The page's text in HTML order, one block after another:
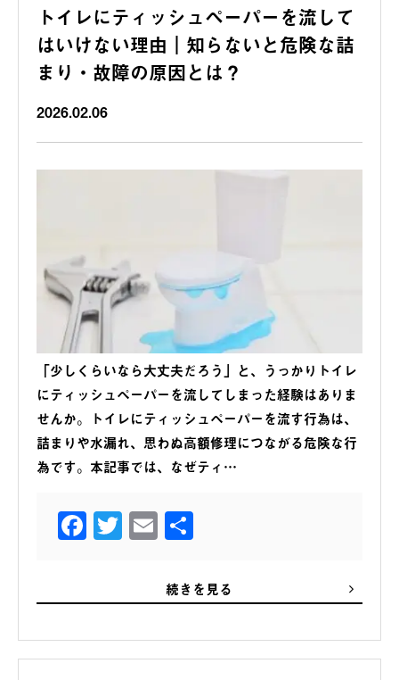
トイレにティッシュペーパーを流して
はいけない理由｜知らないと危険な詰
まり・故障の原因とは？
2026.02.06
「少しくらいなら大丈夫だろう」と、うっかりトイレ
にティッシュペーパーを流してしまった経験はありま
せんか。トイレにティッシュペーパーを流す行為は、
詰まりや水漏れ、思わぬ高額修理につながる危険な行
為です。本記事では、なぜティ…
Facebook
Twitter
Email
続きを見る